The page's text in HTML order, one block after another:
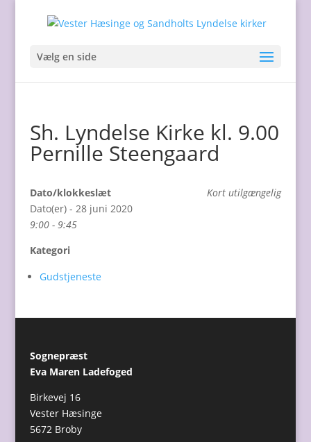
Vælg en side
Sh. Lyndelse Kirke kl. 9.00
Pernille Steengaard
Kort utilgængelig
Dato/klokkeslæt
Dato(er) - 28 juni 2020
9:00 - 9:45
Kategori
Gudstjeneste
Sognepræst
Eva Maren Ladefoged
Birkevej 16
Vester Hæsinge
5672 Broby